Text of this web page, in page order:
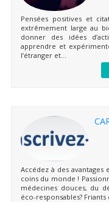
Pensées positives et
extrêmement large au
donner des idées
apprendre et
l’étranger et...
Accédez à des
coins du monde !
médecines douces, du
éco-responsables? Friants